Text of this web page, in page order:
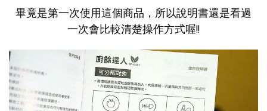
畢竟是第一次使用這個商品，所以說明書還是看過
一次會比較清楚操作方式喔!!